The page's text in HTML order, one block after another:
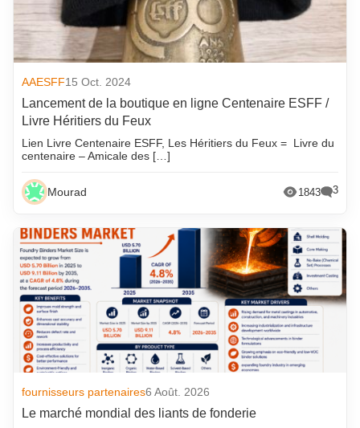
AAESFF15 Oct. 2024
Lancement de la boutique en ligne Centenaire ESFF /
Livre Héritiers du Feux
Lien Livre Centenaire ESFF, Les Héritiers du Feux = Livre du
centenaire – Amicale des […]
Mourad 1843 3
fournisseurs partenaires6 Août. 2026
Le marché mondial des liants de fonderie